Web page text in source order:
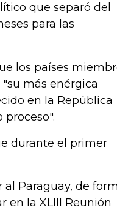
que separó del
para las
los países
más enérgica
en la República
proceso".
durante el primer
Paraguay, de
en la XLIII Reunión